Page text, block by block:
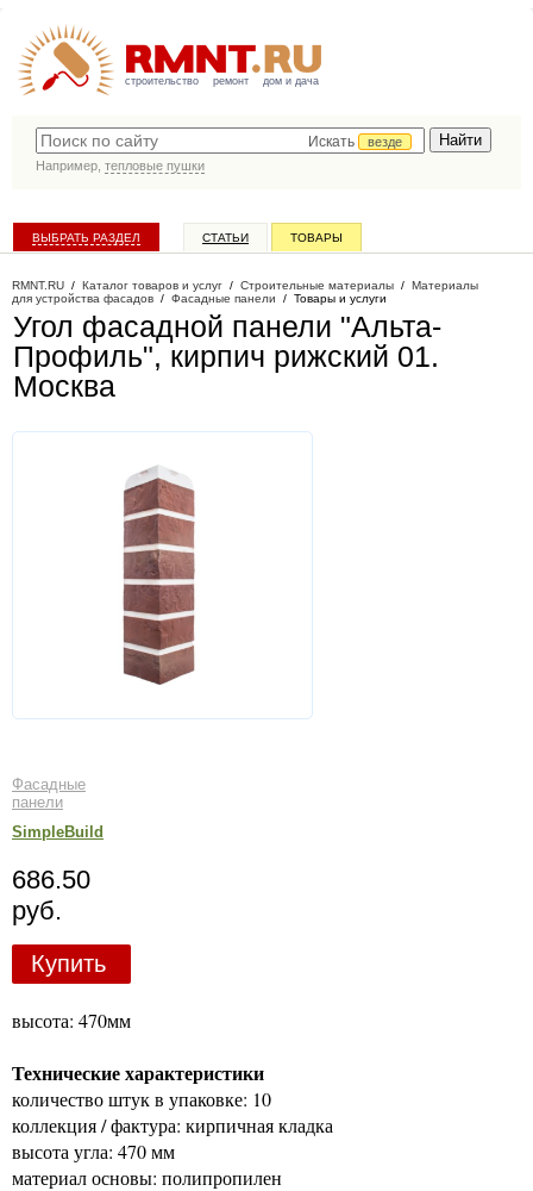
строительство ремонт дом и дача
Искать
везде
Например, тепловые пушки
ВЫБРАТЬ РАЗДЕЛ СТАТЬИ ТОВАРЫ
RMNT.RU / Каталог товаров и услуг / Строительные материалы / Материалы
для устройства фасадов / Фасадные панели / Товары и услуги
Угол фасадной панели "Альта-
Профиль", кирпич рижский 01.
Москва
Фасадные
панели
SimpleBuild
686.50
руб.
Купить
высота: 470мм
Технические характеристики
количество штук в упаковке: 10
коллекция / фактура: кирпичная кладка
высота угла: 470 мм
материал основы: полипропилен